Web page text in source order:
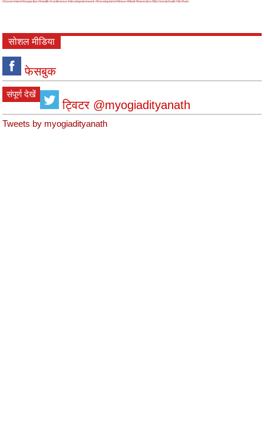
#Government#inspection #Health #conference #development work #Development#Wave #Modi #Narendra #Shri Gorakhnath #Sri Ram
सोशल मीडिया
फेसबुक
संपूर्ण देखें
ट्विटर @myogiadityanath
Tweets by myogiadityanath